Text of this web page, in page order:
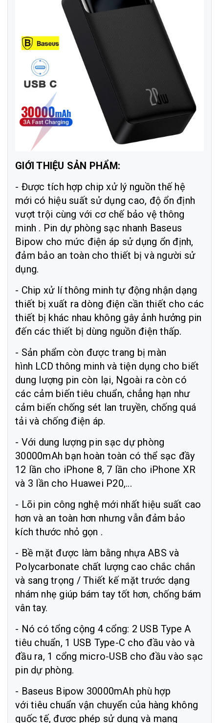
GIỚI THIỆU SẢN PHẨM:
- Được tích hợp chip xử lý nguồn thế hệ
mới có hiệu suất sử dụng cao, độ ổn định
vượt trội cùng với cơ chế bảo vệ thông
minh . Pin dự phòng sạc nhanh Baseus
Bipow cho mức điện áp sử dụng ổn định,
đảm bảo an toàn cho thiết bị và người sử
dụng.
- Chip xử lí thông minh tự động nhận dạng
thiết bị xuất ra dòng điện cần thiết cho các
thiết bị khác nhau không gây ảnh hưởng pin
đến các thiết bị dùng nguồn điện thấp.
- Sản phẩm còn được trang bị màn
hình LCD thông minh và tiện dụng cho biết
dung lượng pin còn lại, Ngoài ra còn có
các cảm biến tiêu chuẩn, chẳng hạn như
cảm biến chống sét lan truyền, chống quá
tải và chống điện áp.
- Với dung lượng pin sạc dự phòng
30000mAh bạn hoàn toàn có thể sạc đầy
12 lần cho iPhone 8, 7 lần cho iPhone XR
và 3 lần cho Huawei P20,...
- Lõi pin công nghệ mới nhất hiệu suất cao
hơn và an toàn hơn nhưng vẫn đảm bảo
kích thước nhỏ gọn .
- Bề mặt được làm bằng nhựa ABS và
Polycarbonate chất lượng cao chắc chắn
và sang trọng / Thiết kế mặt trước dạng
nhám nhẹ giúp bám tay tốt hơn, chống bám
vân tay.
- Nó có tổng cộng 4 cổng: 2 USB Type A
tiêu chuẩn, 1 USB Type-C cho đầu vào và
đầu ra, 1 cổng micro-USB cho đầu vào sạc
pin dự phòng.
- Baseus Bipow 30000mAh phù hợp
với tiêu chuẩn vận chuyển của hàng không
quốc tế, được phép sử dụng và mạng